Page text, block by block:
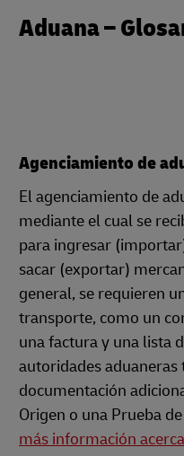
Aduana –
Agenciamiento de
El agenciamiento de
mediante el cual se
para ingresar
sacar (exportar)
general, se requieren
transporte, como un
una factura y una lista
autoridades
documentación
Origen o una Prueba
más información